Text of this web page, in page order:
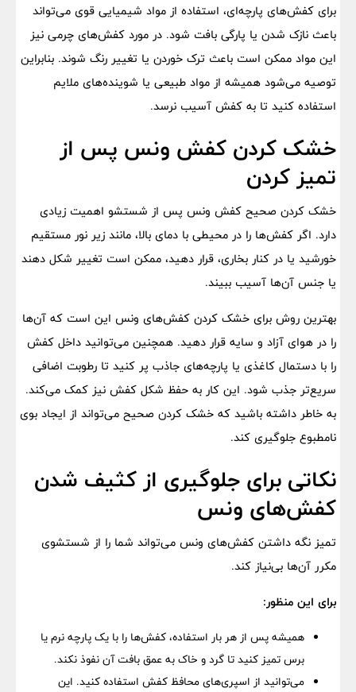
برای کفش‌های پارچه‌ای، استفاده از مواد شیمیایی قوی می‌تواند
باعث نازک شدن یا پارگی بافت شود. در مورد کفش‌های چرمی نیز
این مواد ممکن است باعث ترک خوردن یا تغییر رنگ شوند. بنابراین
توصیه می‌شود همیشه از مواد طبیعی یا شوینده‌های ملایم
استفاده کنید تا به کفش آسیب نرسد.
خشک کردن کفش ونس پس از
تمیز کردن
خشک کردن صحیح کفش ونس پس از شستشو اهمیت زیادی
دارد. اگر کفش‌ها را در محیطی با دمای بالا، مانند زیر نور مستقیم
خورشید یا در کنار بخاری، قرار دهید، ممکن است تغییر شکل دهند
یا جنس آن‌ها آسیب ببیند.
بهترین روش برای خشک کردن کفش‌های ونس این است که آن‌ها
را در هوای آزاد و سایه قرار دهید. همچنین می‌توانید داخل کفش
را با دستمال کاغذی یا پارچه‌های جاذب پر کنید تا رطوبت اضافی
سریع‌تر جذب شود. این کار به حفظ شکل کفش نیز کمک می‌کند.
به خاطر داشته باشید که خشک کردن صحیح می‌تواند از ایجاد بوی
نامطبوع جلوگیری کند.
نکاتی برای جلوگیری از کثیف شدن
کفش‌های ونس
تمیز نگه داشتن کفش‌های ونس می‌تواند شما را از شستشوی
مکرر آن‌ها بی‌نیاز کند.
برای این منظور:
همیشه پس از هر بار استفاده، کفش‌ها را با یک پارچه نرم یا
برس تمیز کنید تا گرد و خاک به عمق بافت آن نفوذ نکند.
می‌توانید از اسپری‌های محافظ کفش استفاده کنید. این